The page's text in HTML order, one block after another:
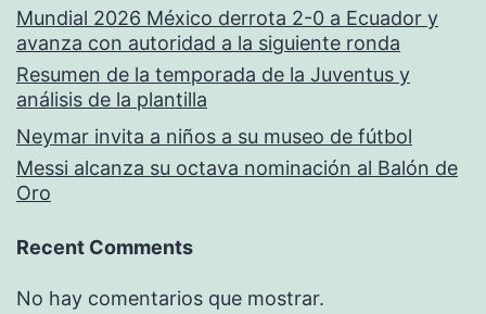
Mundial 2026 México derrota 2-0 a Ecuador y
avanza con autoridad a la siguiente ronda
Resumen de la temporada de la Juventus y
análisis de la plantilla
Neymar invita a niños a su museo de fútbol
Messi alcanza su octava nominación al Balón de
Oro
Recent Comments
No hay comentarios que mostrar.